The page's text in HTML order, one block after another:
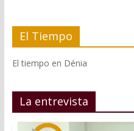
El Tiempo
El tiempo en Dénia
La entrevista